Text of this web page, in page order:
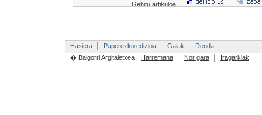
Gehitu artikuloa:
Hasiera Paperezko edizioa Gaiak
Denda
� Baigorri Argitaletxea
Harremana Nor gara Iragarkiak